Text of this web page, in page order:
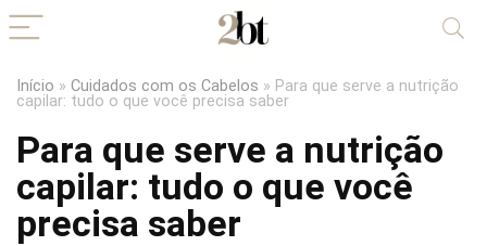
Início » Cuidados com os Cabelos » Para que serve a nutrição
capilar: tudo o que você precisa saber
Para que serve a nutrição
capilar: tudo o que você
precisa saber